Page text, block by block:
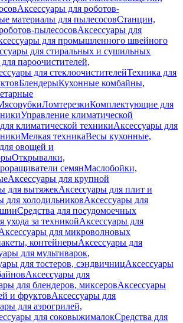
Аксессуары для роботов-
материалы для пылесосовСтанции,
пылесосовАксессуары для
для промышленного швейного
для стиральных и сушильных
пароочистителей,
для стеклоочистителейТехника для
БлендерыКухонные комбайны,
ЛомтерезкиКомплектующие для
Управление климатической
климатической техникиАксессуары для
Мелкая техникаВесы кухонные,
овощей и
Открывалки,
семянМаслобойки,
Аксессуары для крупной
для вытяжекАксессуары для плит и
для холодильниковАксессуары для
Средства для посудомоечных
ухода за техникойАксессуары для
для микроволновых
контейнерыАксессуары для
для мультиварок,
для тостеров, сэндвичницАксессуары
Аксессуары для
для блендеров, миксеровАксессуары
и фруктовАксессуары для
для аэрогрилей,
для соковыжималокСредства для